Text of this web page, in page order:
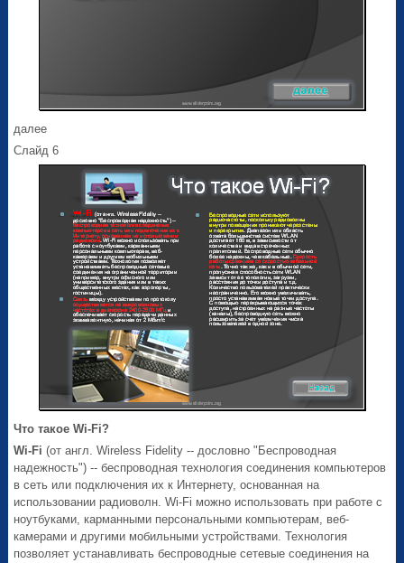
далее
Слайд 6
Что такое Wi-Fi?
Wi-Fi (от англ. Wireless Fidelity -- дословно "Беспроводная
надежность") -- беспроводная технология соединения компьютеров
в сеть или подключения их к Интернету, основанная на
использовании радиоволн. Wi-Fi можно использовать при работе с
ноутбуками, карманными персональными компьютерам, веб-
камерами и другими мобильными устройствами. Технология
позволяет устанавливать беспроводные сетевые соединения на